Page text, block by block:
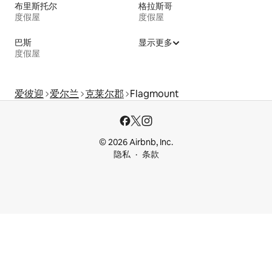
布里斯托尔
度假屋
格拉斯哥
度假屋
巴斯
度假屋
显示更多
爱彼迎 爱尔兰 克莱尔郡 Flagmount
© 2026 Airbnb, Inc.
隐私
条款